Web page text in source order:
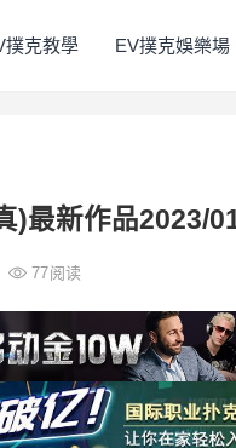
撲克教學 EV撲克娛樂場
最新作品2023/
77阅读